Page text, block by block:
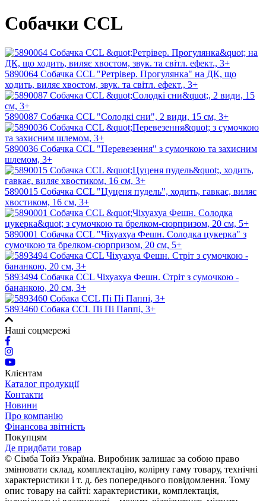
Собачки CCL
5890064 Собачка CCL "Ретрівер. Прогулянка" на ДК, що
ходить, виляє хвостом, звук. та світл. ефект., 3+
5890087 Собачка CCL "Солодкі сни", 2 види, 15 см, 3+
5890036 Собачка CCL "Перевезення" з сумочкою та захисним
шлемом, 3+
5890015 Собачка CCL "Цуценя пудель", ходить, гавкає, виляє
хвостиком, 16 см, 3+
5890001 Собачка CCL "Чіхуахуа Фешн. Солодка цукерка" з
сумочкою та брелком-сюрпризом, 20 см, 5+
5893494 Собачка CCL Чіхуахуа Фешн. Стріт з сумочкою -
бананкою, 20 см, 3+
5893460 Собака CCL Пі Пі Паппі, 3+
Наші соцмережі
Клієнтам
Каталог продукції
Контакти
Новини
Про компанію
Фінансова звітність
Покупцям
Де придбати товар
© Сімба Тойз Україна. Виробник залишає за собою право
змінювати склад, комплектацію, колірну гаму товару, технічні
характеристики і т. д. без попереднього повідомлення. Тому
опис товару на сайті: характеристики, комплектація,